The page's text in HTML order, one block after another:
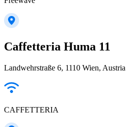
Caffetteria Huma 11
Landwehrstraße 6, 1110 Wien, Austria
CAFFETTERIA